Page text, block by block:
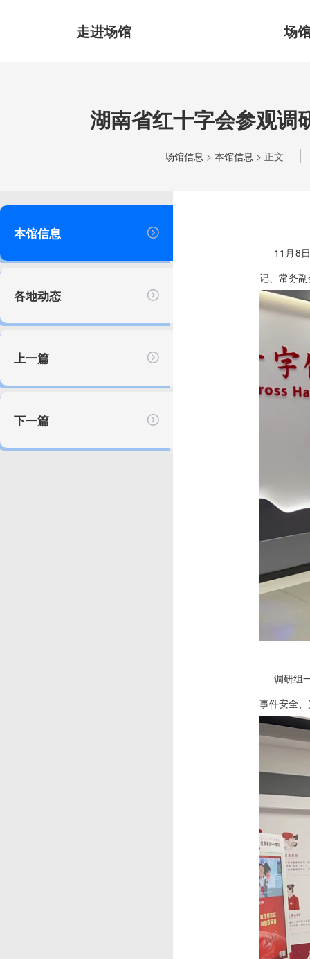
走进场馆 场
湖南省红十字会参观调
场馆信息 > 本馆信息 > 正文
本馆信息
各地动态
上一篇
下一篇
11月8日
记、常务
调研组一
事件安全